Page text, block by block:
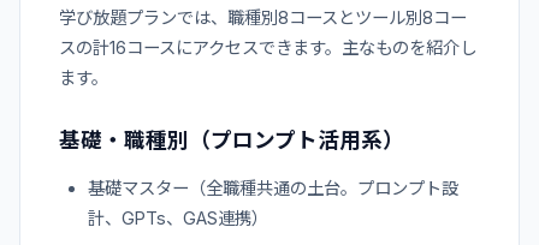
学び放題プランでは、職種別8コースとツール別8コー
スの計16コースにアクセスできます。主なものを紹介し
ます。
基礎・職種別（プロンプト活用系）
基礎マスター（全職種共通の土台。プロンプト設
計、GPTs、GAS連携）